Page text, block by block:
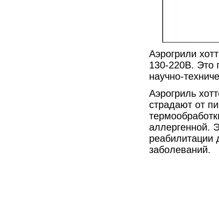
Аэрогрили
130-220В. Это
научно-
Аэрогриль
страдают от
аллергенной.
реабилитации
заболеваний.